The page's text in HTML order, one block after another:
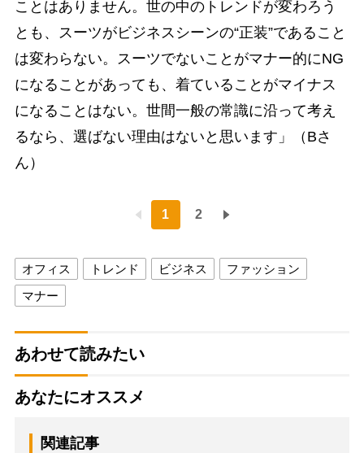
ことはありません。世の中のトレンドが変わろう
とも、スーツがビジネスシーンの“正装”であること
は変わらない。スーツでないことがマナー的にNG
になることがあっても、着ていることがマイナス
になることはない。世間一般の常識に沿って考え
るなら、選ばない理由はないと思います」（Bさ
ん）
1 2
オフィス トレンド ビジネス
ファッション
マナー
あわせて読みたい
あなたにオススメ
関連記事